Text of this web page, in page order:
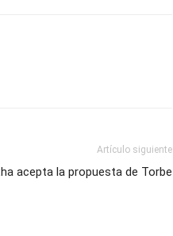
Artículo siguiente
acepta la propuesta de Torbe